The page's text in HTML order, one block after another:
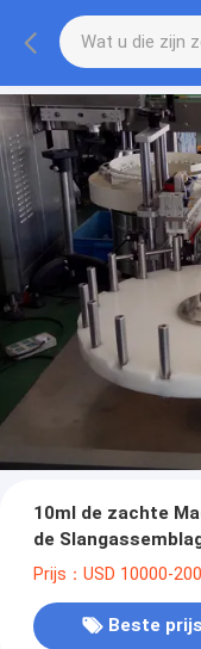
10ml de zachte
de
Prijs：USD 10000-
Beste prijs